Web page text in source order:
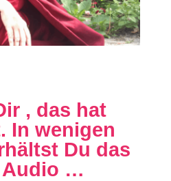
, das hat
In wenigen
Du das
Audio …